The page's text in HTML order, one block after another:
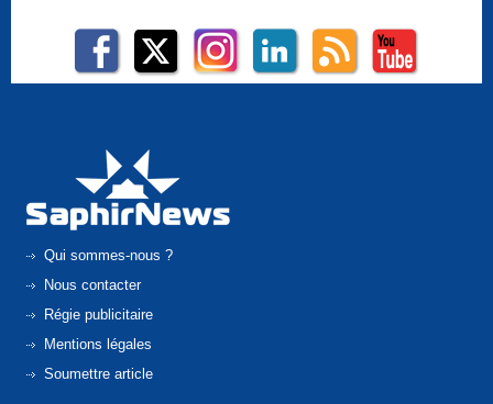
Qui sommes-nous ?
Nous contacter
Régie publicitaire
Mentions légales
Soumettre article